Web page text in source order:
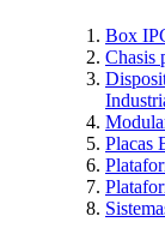
Box
Chasis
Placas